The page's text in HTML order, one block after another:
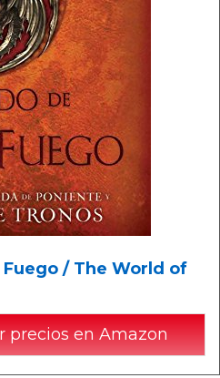
Fuego / The World of
precios en Amazon